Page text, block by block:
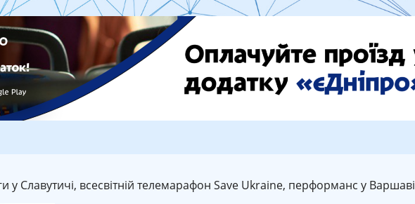
у Славутичі, всесвітній телемарафон Save Ukraine, перформанс у Варшаві